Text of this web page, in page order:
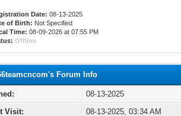
Date: 08-13-2025
of Birth: Not Specified
Time: 08-09-2026 at 07:55 PM
Offline
Forum Info
08-13-2025
Visit:
08-13-2025, 03:34 AM